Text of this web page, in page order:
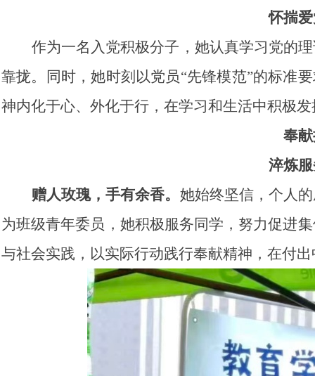
怀揣
作为一名入党积极分子，她认真学习党的
靠拢。同时，她时刻以党员“先锋模范”的标准
神内化于心、外化于行，在学习和生活中积极
奉
淬炼
赠人玫瑰，手有余香。 她始终坚信，个人
为班级青年委员，她积极服务同学，努力促进
与社会实践，以实际行动践行奉献精神，在付